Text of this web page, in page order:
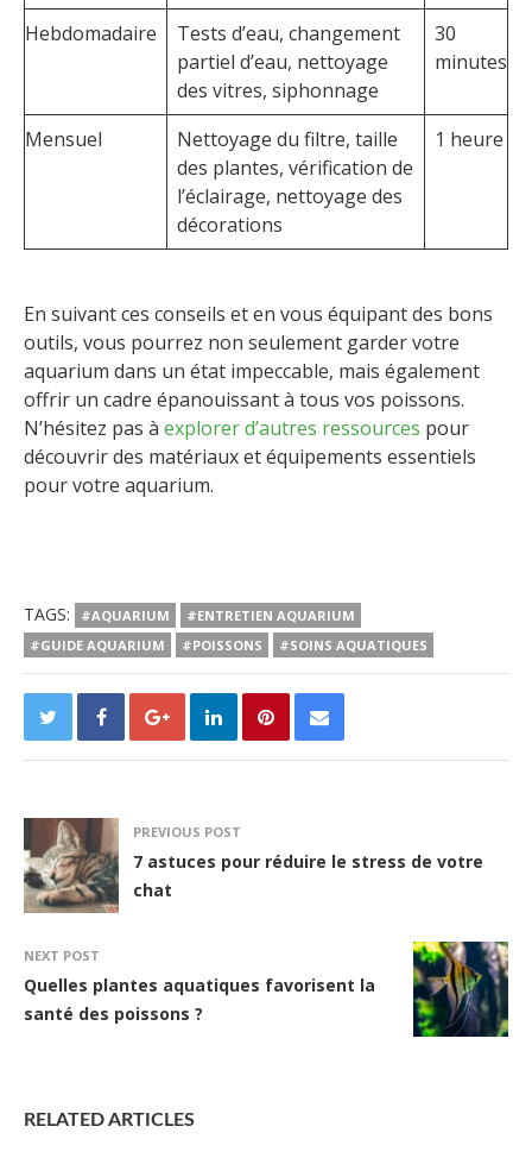
Hebdomadaire
Tests d’eau, changement
partiel d’eau, nettoyage
des vitres, siphonnage
30
minutes
Mensuel
Nettoyage du filtre, taille
des plantes, vérification de
l’éclairage, nettoyage des
décorations
1 heure
En suivant ces conseils et en vous équipant des bons
outils, vous pourrez non seulement garder votre
aquarium dans un état impeccable, mais également
offrir un cadre épanouissant à tous vos poissons.
N’hésitez pas à explorer d’autres ressources pour
découvrir des matériaux et équipements essentiels
pour votre aquarium.
TAGS: #AQUARIUM
#ENTRETIEN AQUARIUM
#GUIDE AQUARIUM
#POISSONS #SOINS AQUATIQUES
PREVIOUS POST
7 astuces pour réduire le stress de votre
chat
NEXT POST
Quelles plantes aquatiques favorisent la
santé des poissons ?
RELATED ARTICLES